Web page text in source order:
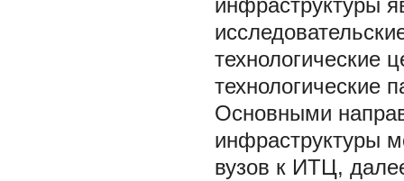
инфраструктуры
технологические
технологические
Основными
инфраструктуры
вузов к ИТЦ,